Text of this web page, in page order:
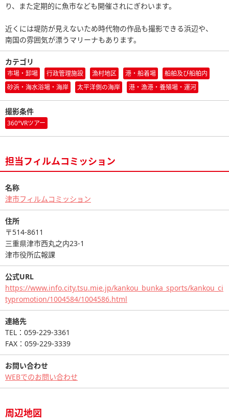
り、また定期的に魚市なども開催されにぎわいます。
近くには堤防が見えないため時代物の作品も撮影できる浜辺や、
南国の雰囲気が漂うマリーナもあります。
カテゴリ
市場・卸場 行政管理施設 漁村地区 港・船着場
船舶及び船舶内
砂浜・海水浴場・海岸
太平洋側の海岸 港・漁港・養殖場・運河
撮影条件
360°VRツアー
担当フィルムコミッション
名称
津市フィルムコミッション
住所
〒514-8611
三重県津市西丸之内23-1
津市役所広報課
公式URL
https://www.info.city.tsu.mie.jp/kankou_bunka_sports/kankou_ci
typromotion/1004584/1004586.html
連絡先
TEL：059-229-3361
FAX：059-229-3339
お問い合わせ
WEBでのお問い合わせ
周辺地図